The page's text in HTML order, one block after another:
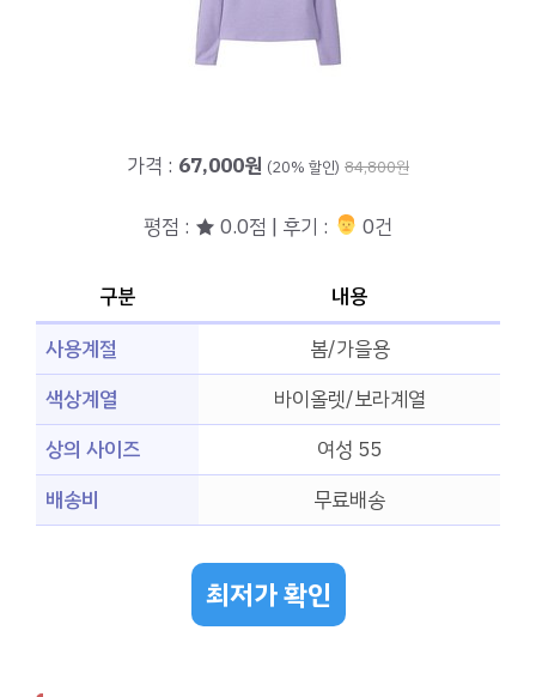
가격 : 67,000원 (20% 할인) 84,800원
평점 : ★ 0.0점 | 후기 : ‍‍ 0건
구분
내용
사용계절
봄/가을용
색상계열
바이올렛/보라계열
상의 사이즈
여성 55
배송비
무료배송
최저가 확인